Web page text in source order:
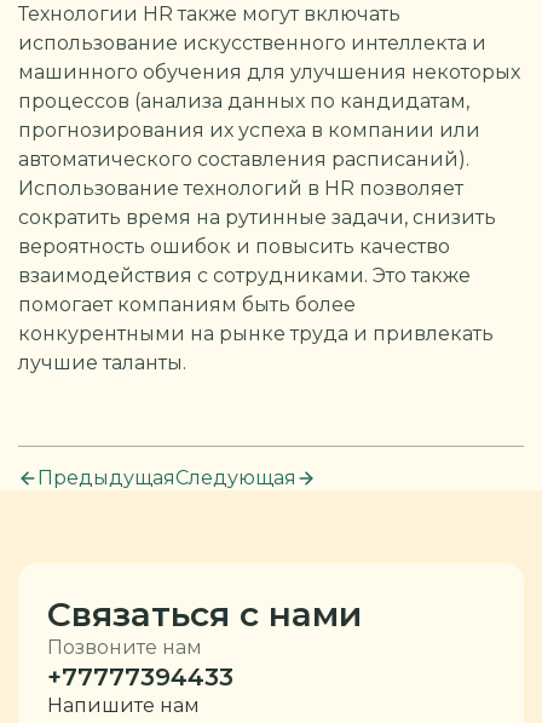
Технологии HR также могут включать
использование искусственного интеллекта и
машинного обучения для улучшения некоторых
процессов (анализа данных по кандидатам,
прогнозирования их успеха в компании или
автоматического составления расписаний).
Использование технологий в HR позволяет
сократить время на рутинные задачи, снизить
вероятность ошибок и повысить качество
взаимодействия с сотрудниками. Это также
помогает компаниям быть более
конкурентными на рынке труда и привлекать
лучшие таланты.
ПредыдущаяСледующая
Связаться с нами
Позвоните нам
+77777394433
Напишите нам